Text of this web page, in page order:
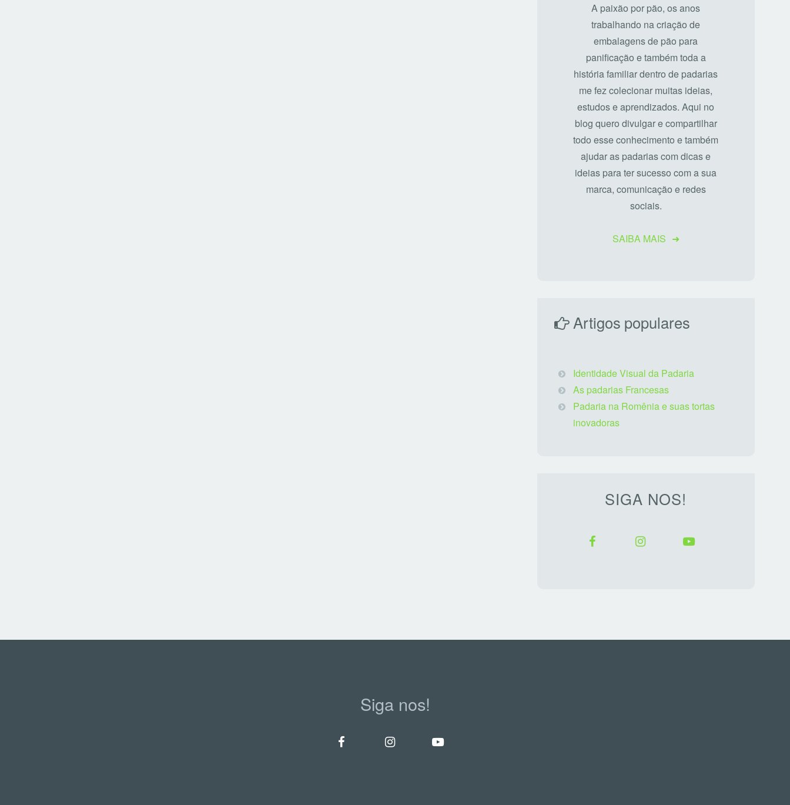
A paixão por pão, os anos
trabalhando na criação de
embalagens de pão para
panificação e também toda a
história familiar dentro de padarias
me fez colecionar muitas ideias,
estudos e aprendizados. Aqui no
blog quero divulgar e compartilhar
todo esse conhecimento e também
ajudar as padarias com dicas e
ideias para ter sucesso com a sua
marca, comunicação e redes
sociais.
SAIBA MAIS
Artigos populares
Identidade Visual da Padaria
As padarias Francesas
Padaria na Romênia e suas tortas
inovadoras
SIGA NOS!
Siga nos!